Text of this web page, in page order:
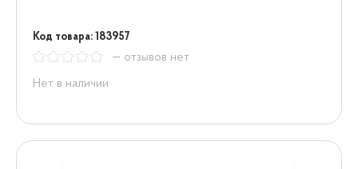
Код товара: 183957
— отзывов нет
Нет в наличии